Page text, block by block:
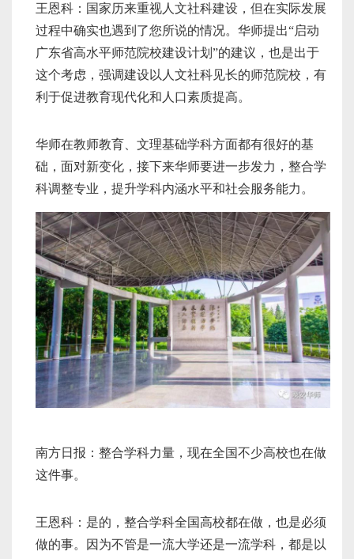
王恩科：国家历来重视人文社科建设，但在实际发展
过程中确实也遇到了您所说的情况。华师提出“启动
广东省高水平师范院校建设计划”的建议，也是出于
这个考虑，强调建设以人文社科见长的师范院校，有
利于促进教育现代化和人口素质提高。
华师在教师教育、文理基础学科方面都有很好的基
础，面对新变化，接下来华师要进一步发力，整合学
科调整专业，提升学科内涵水平和社会服务能力。
南方日报：整合学科力量，现在全国不少高校也在做
这件事。
王恩科：是的，整合学科全国高校都在做，也是必须
做的事。因为不管是一流大学还是一流学科，都是以